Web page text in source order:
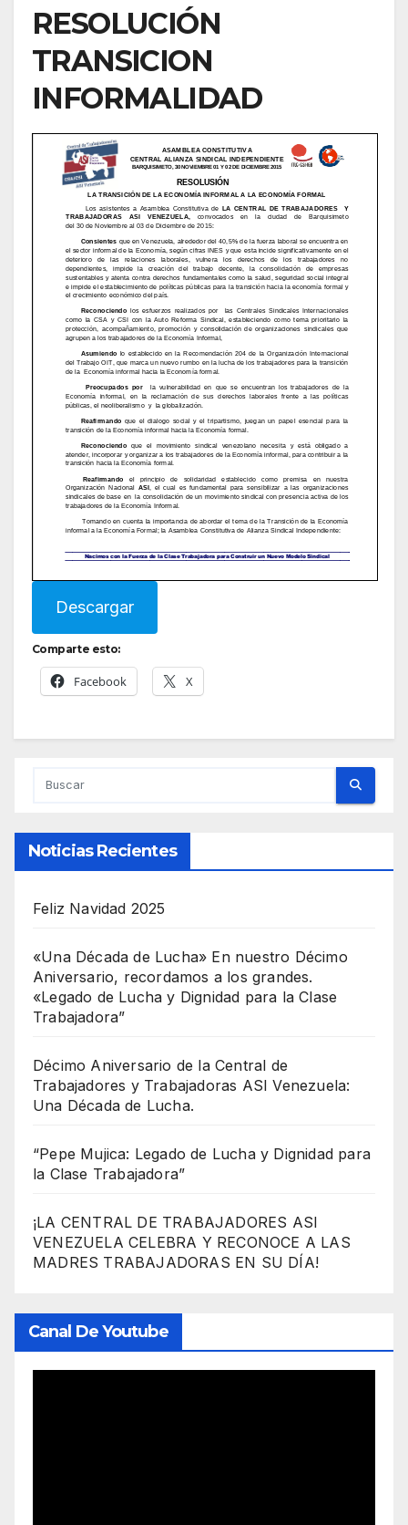
RESOLUCIÓN
TRANSICION
INFORMALIDAD
Descargar
Comparte esto:
Facebook X
Noticias Recientes
Feliz Navidad 2025
«Una Década de Lucha» En nuestro Décimo
Aniversario, recordamos a los grandes.
«Legado de Lucha y Dignidad para la Clase
Trabajadora”
Décimo Aniversario de la Central de
Trabajadores y Trabajadoras ASI Venezuela:
Una Década de Lucha.
“Pepe Mujica: Legado de Lucha y Dignidad para
la Clase Trabajadora”
¡LA CENTRAL DE TRABAJADORES ASI
VENEZUELA CELEBRA Y RECONOCE A LAS
MADRES TRABAJADORAS EN SU DÍA!
Canal De Youtube